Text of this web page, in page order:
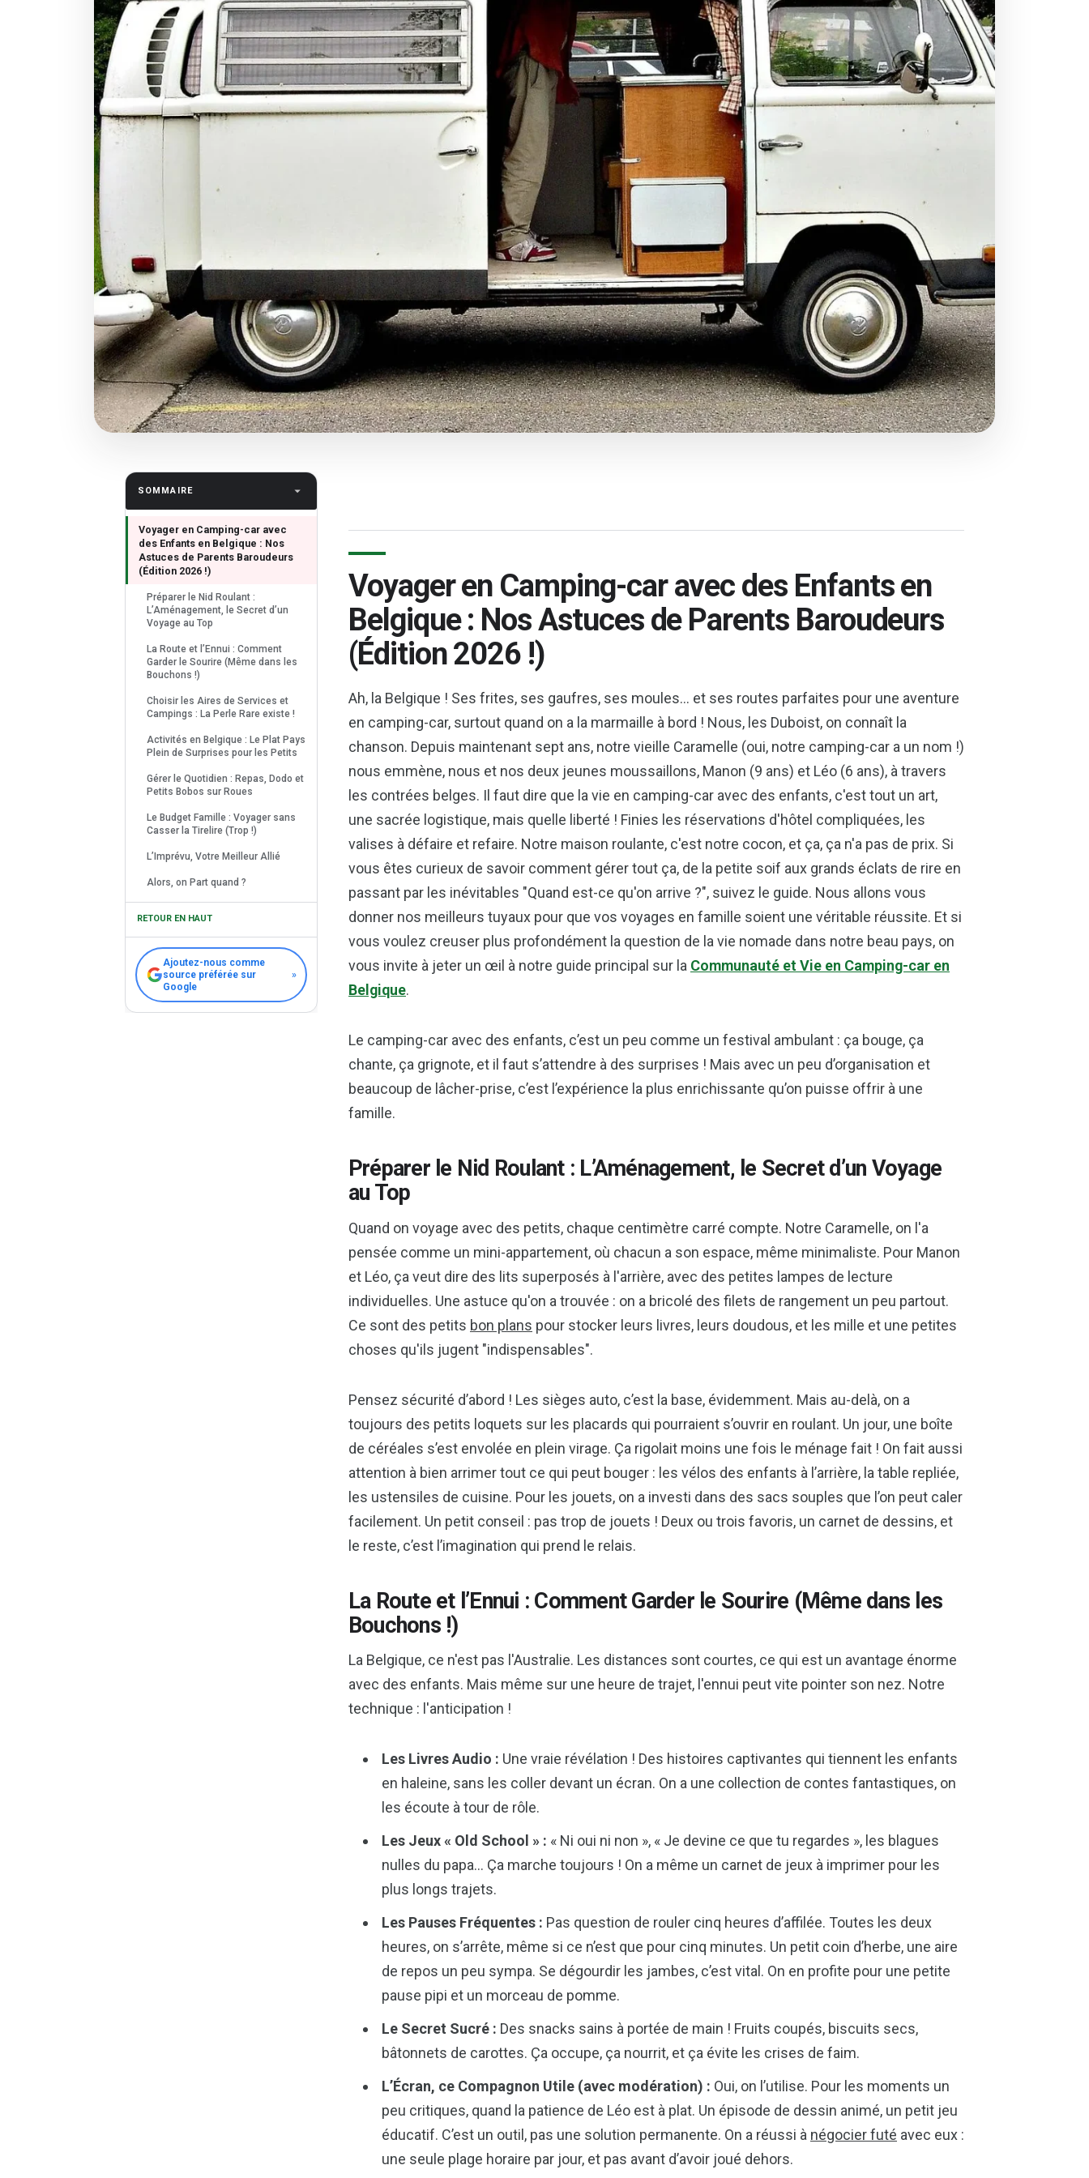
SOMMAIRE
Voyager en Camping-car avec
des Enfants en Belgique : Nos
Astuces de Parents Baroudeurs
(Édition 2026 !)
Préparer le Nid Roulant :
L’Aménagement, le Secret d’un
Voyage au Top
La Route et l’Ennui : Comment
Garder le Sourire (Même dans les
Bouchons !)
Choisir les Aires de Services et
Campings : La Perle Rare existe !
Activités en Belgique : Le Plat Pays
Plein de Surprises pour les Petits
Gérer le Quotidien : Repas, Dodo et
Petits Bobos sur Roues
Le Budget Famille : Voyager sans
Casser la Tirelire (Trop !)
L’Imprévu, Votre Meilleur Allié
Alors, on Part quand ?
RETOUR EN HAUT
Ajoutez-nous comme
source préférée sur
Google
»
Voyager en Camping-car avec des Enfants en
Belgique : Nos Astuces de Parents Baroudeurs
(Édition 2026 !)
Ah, la Belgique ! Ses frites, ses gaufres, ses moules… et ses routes parfaites pour une aventure
en camping-car, surtout quand on a la marmaille à bord ! Nous, les Duboist, on connaît la
chanson. Depuis maintenant sept ans, notre vieille Caramelle (oui, notre camping-car a un nom !)
nous emmène, nous et nos deux jeunes moussaillons, Manon (9 ans) et Léo (6 ans), à travers
les contrées belges. Il faut dire que la vie en camping-car avec des enfants, c'est tout un art,
une sacrée logistique, mais quelle liberté ! Finies les réservations d'hôtel compliquées, les
valises à défaire et refaire. Notre maison roulante, c'est notre cocon, et ça, ça n'a pas de prix. Si
vous êtes curieux de savoir comment gérer tout ça, de la petite soif aux grands éclats de rire en
passant par les inévitables "Quand est-ce qu'on arrive ?", suivez le guide. Nous allons vous
donner nos meilleurs tuyaux pour que vos voyages en famille soient une véritable réussite. Et si
vous voulez creuser plus profondément la question de la vie nomade dans notre beau pays, on
vous invite à jeter un œil à notre guide principal sur la Communauté et Vie en Camping-car en
Belgique.
Le camping-car avec des enfants, c’est un peu comme un festival ambulant : ça bouge, ça
chante, ça grignote, et il faut s’attendre à des surprises ! Mais avec un peu d’organisation et
beaucoup de lâcher-prise, c’est l’expérience la plus enrichissante qu’on puisse offrir à une
famille.
Préparer le Nid Roulant : L’Aménagement, le Secret d’un Voyage
au Top
Quand on voyage avec des petits, chaque centimètre carré compte. Notre Caramelle, on l'a
pensée comme un mini-appartement, où chacun a son espace, même minimaliste. Pour Manon
et Léo, ça veut dire des lits superposés à l'arrière, avec des petites lampes de lecture
individuelles. Une astuce qu'on a trouvée : on a bricolé des filets de rangement un peu partout.
Ce sont des petits bon plans pour stocker leurs livres, leurs doudous, et les mille et une petites
choses qu'ils jugent "indispensables".
Pensez sécurité d’abord ! Les sièges auto, c’est la base, évidemment. Mais au-delà, on a
toujours des petits loquets sur les placards qui pourraient s’ouvrir en roulant. Un jour, une boîte
de céréales s’est envolée en plein virage. Ça rigolait moins une fois le ménage fait ! On fait aussi
attention à bien arrimer tout ce qui peut bouger : les vélos des enfants à l’arrière, la table repliée,
les ustensiles de cuisine. Pour les jouets, on a investi dans des sacs souples que l’on peut caler
facilement. Un petit conseil : pas trop de jouets ! Deux ou trois favoris, un carnet de dessins, et
le reste, c’est l’imagination qui prend le relais.
La Route et l’Ennui : Comment Garder le Sourire (Même dans les
Bouchons !)
La Belgique, ce n'est pas l'Australie. Les distances sont courtes, ce qui est un avantage énorme
avec des enfants. Mais même sur une heure de trajet, l'ennui peut vite pointer son nez. Notre
technique : l'anticipation !
Les Livres Audio : Une vraie révélation ! Des histoires captivantes qui tiennent les enfants
en haleine, sans les coller devant un écran. On a une collection de contes fantastiques, on
les écoute à tour de rôle.
Les Jeux « Old School » : « Ni oui ni non », « Je devine ce que tu regardes », les blagues
nulles du papa… Ça marche toujours ! On a même un carnet de jeux à imprimer pour les
plus longs trajets.
Les Pauses Fréquentes : Pas question de rouler cinq heures d’affilée. Toutes les deux
heures, on s’arrête, même si ce n’est que pour cinq minutes. Un petit coin d’herbe, une aire
de repos un peu sympa. Se dégourdir les jambes, c’est vital. On en profite pour une petite
pause pipi et un morceau de pomme.
Le Secret Sucré : Des snacks sains à portée de main ! Fruits coupés, biscuits secs,
bâtonnets de carottes. Ça occupe, ça nourrit, et ça évite les crises de faim.
L’Écran, ce Compagnon Utile (avec modération) : Oui, on l’utilise. Pour les moments un
peu critiques, quand la patience de Léo est à plat. Un épisode de dessin animé, un petit jeu
éducatif. C’est un outil, pas une solution permanente. On a réussi à négocier futé avec eux :
une seule plage horaire par jour, et pas avant d’avoir joué dehors.